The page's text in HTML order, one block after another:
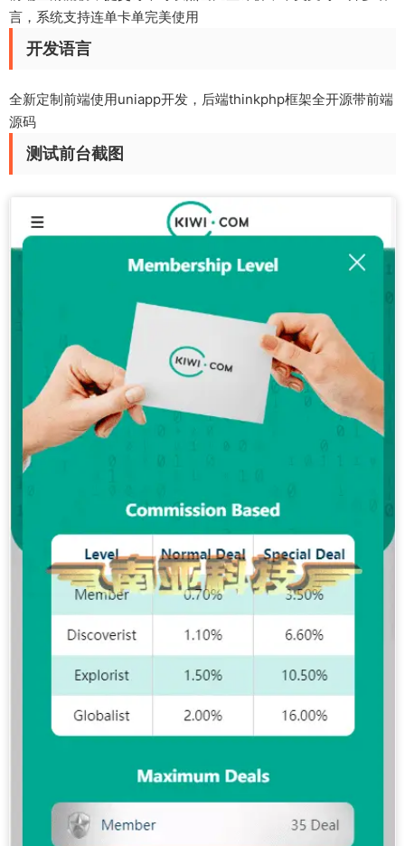
言，系统支持连单卡单完美使用
开发语言
全新定制前端使用uniapp开发，后端thinkphp框架全开源带前端
源码
测试前台截图